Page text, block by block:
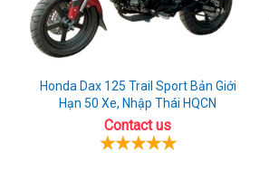
Honda Dax 125 Trail Sport Bản Giới
Hạn 50 Xe, Nhập Thái HQCN
Contact us